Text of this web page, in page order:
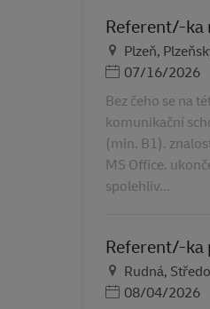
Referent/-ka
LieuPlzeň,
Posted Date
07/16/2026
Bez čeho se na
komunikační
(min. B1).
MS Office.
spolehliv...
Referent/-ka
LieuRudná,
Posted Date
08/04/2026